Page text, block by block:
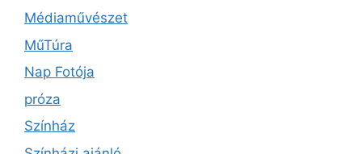
Médiaművészet
MűTúra
Nap Fotója
próza
Színház